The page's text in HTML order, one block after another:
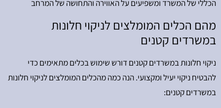
הכללי של המשרד ומשפיעים על האווירה והתחושה של המרחב
מהם הכלים המומלצים לניקוי חלונות
במשרדים קטנים
ניקוי חלונות במשרדים קטנים דורש שימוש בכלים מתאימים כדי
להבטיח ניקוי יעיל ומקצועי. הנה כמה מהכלים המומלצים לניקוי חלונות
במשרדים קטנים: